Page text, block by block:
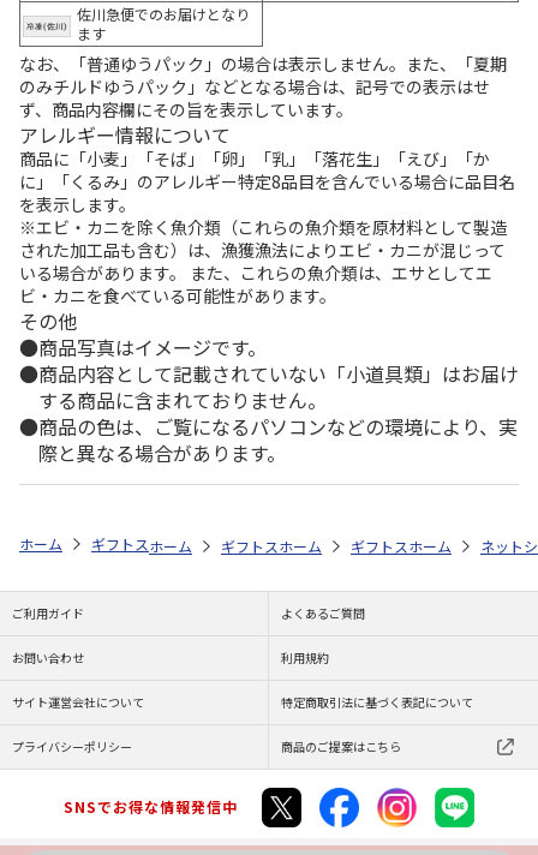
佐川急便でのお届けとなり
ます
なお、「普通ゆうパック」の場合は表示しません。また、「夏期
のみチルドゆうパック」などとなる場合は、記号での表示はせ
ず、商品内容欄にその旨を表示しています。
アレルギー情報について
商品に「小麦」「そば」「卵」「乳」「落花生」「えび」「か
に」「くるみ」のアレルギー特定8品目を含んでいる場合に品目名
を表示します。
※エビ・カニを除く魚介類（これらの魚介類を原材料として製造
された加工品も含む）は、漁獲漁法によりエビ・カニが混じって
いる場合があります。 また、これらの魚介類は、エサとしてエ
ビ・カニを食べている可能性があります。
その他
商品写真はイメージです。
商品内容として記載されていない「小道具類」はお届け
する商品に含まれておりません。
商品の色は、ご覧になるパソコンなどの環境により、実
際と異なる場合があります。
ホーム ギフトストア お中元・夏ギフト特集 2026 おすすめ ご当地
ホーム ギフトストア お中元・夏ギフト特集 2026
ホーム ギフトストア お中元・
ホーム ネット
ご利用ガイド よくあるご質問
お問い合わせ 利用規約
サイト運営会社について 特定商取引法に基づく表記について
プライバシーポリシー 商品のご提案はこちら
SNSでお得な情報発信中